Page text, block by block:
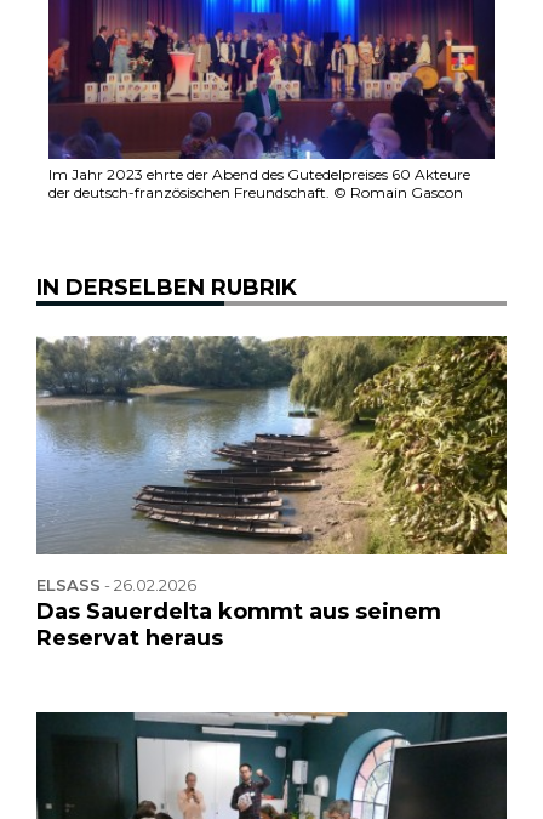
Im Jahr 2023 ehrte der Abend des Gutedelpreises 60 Akteure
der deutsch-französischen Freundschaft. © Romain Gascon
IN DERSELBEN RUBRIK
ELSASS -26.02.2026
Das Sauerdelta kommt aus seinem
Reservat heraus